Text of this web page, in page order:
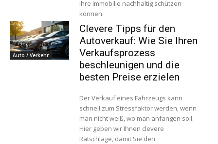
Ihre Immobilie nachhaltig schützen
können.
Auto / Verkehr
Clevere Tipps für den
Autoverkauf: Wie Sie Ihren
Verkaufsprozess
beschleunigen und die
besten Preise erzielen
Der Verkauf eines Fahrzeugs kann
schnell zum Stressfaktor werden, wenn
man nicht weiß, wo man anfangen soll.
Hier geben wir Ihnen clevere
Ratschläge, damit Sie den